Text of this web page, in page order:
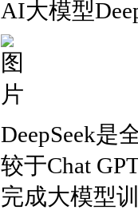
AI大模型
DeepSeek是
较于Chat
完成大模型